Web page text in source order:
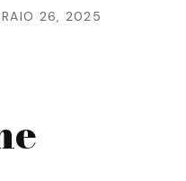
26, 2025